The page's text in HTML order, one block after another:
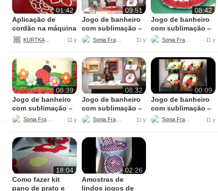
01:42
Aplicação de
cordão na máquina
de bordar
· 11 y
09:51
Jogo de banheiro
com sublimação –
Parte 5 – final
Sonia Franco · 11 y
08:42
Jogo de banheiro
com sublimação –
Parte 4
· 11 y
08:39
Jogo de banheiro
com sublimação –
Parte 3
Sonia Franco · 11 y
08:32
Jogo de banheiro
com sublimação –
Parte 2
Sonia Franco · 11 y
00:09
Jogo de banheiro
com sublimação –
Parte 1
Sonia Franco · 11 y
18:04
Como fazer kit
pano de prato e
02:26
Amostras de
lindos jogos de